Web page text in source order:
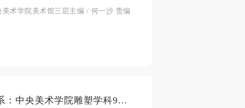
术学院美术馆三层主编 / 何一沙 责编
好一台“雕塑大戏”丨“雕塑大系：中央美术学院雕塑学科90年”开幕
人身
不承
极主
。参
地及
人身
不承
极主
。参
地及
人身
不承
极主
。参
地及